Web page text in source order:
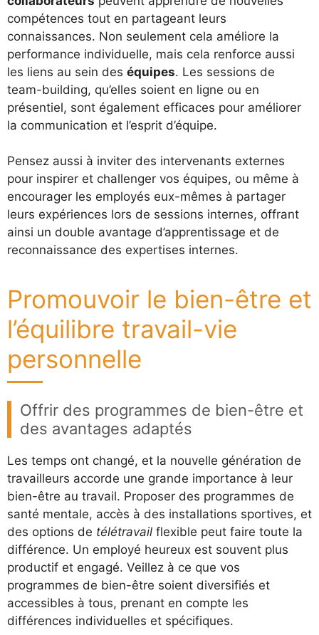
compétences tout en partageant leurs
connaissances. Non seulement cela améliore la
performance individuelle, mais cela renforce aussi
les liens au sein des équipes. Les sessions de
team-building, qu’elles soient en ligne ou en
présentiel, sont également efficaces pour améliorer
la communication et l’esprit d’équipe.
Pensez aussi à inviter des intervenants externes
pour inspirer et challenger vos équipes, ou même à
encourager les employés eux-mêmes à partager
leurs expériences lors de sessions internes, offrant
ainsi un double avantage d’apprentissage et de
reconnaissance des expertises internes.
Promouvoir le bien-être et
l’équilibre travail-vie
personnelle
Offrir des programmes de bien-être et
des avantages adaptés
Les temps ont changé, et la nouvelle génération de
travailleurs accorde une grande importance à leur
bien-être au travail. Proposer des programmes de
santé mentale, accès à des installations sportives, et
des options de télétravail flexible peut faire toute la
différence. Un employé heureux est souvent plus
productif et engagé. Veillez à ce que vos
programmes de bien-être soient diversifiés et
accessibles à tous, prenant en compte les
différences individuelles et spécifiques.